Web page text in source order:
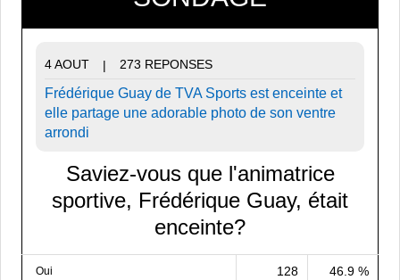
4 AOUT | 273 REPONSES
Frédérique Guay de TVA Sports est enceinte et
elle partage une adorable photo de son ventre
arrondi
Saviez-vous que l'animatrice
sportive, Frédérique Guay, était
enceinte?
Oui 128 46.9 %